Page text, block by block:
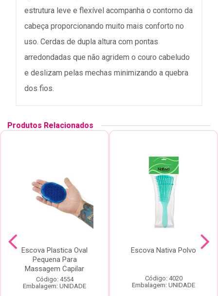
estrutura leve e flexível acompanha o contorno da
cabeça proporcionando muito mais conforto no
uso. Cerdas de dupla altura com pontas
arredondadas que não agridem o couro cabeludo
e deslizam pelas mechas minimizando a quebra
dos fios.
Produtos Relacionados
Escova Plastica Oval
Pequena Para
Massagem Capilar
Código: 4554
Embalagem: UNIDADE
Escova Nativa Polvo
Código: 4020
Embalagem: UNIDADE